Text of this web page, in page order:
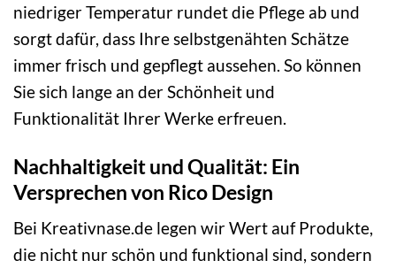
niedriger Temperatur rundet die Pflege ab und
sorgt dafür, dass Ihre selbstgenähten Schätze
immer frisch und gepflegt aussehen. So können
Sie sich lange an der Schönheit und
Funktionalität Ihrer Werke erfreuen.
Nachhaltigkeit und Qualität: Ein
Versprechen von Rico Design
Bei Kreativnase.de legen wir Wert auf Produkte,
die nicht nur schön und funktional sind, sondern